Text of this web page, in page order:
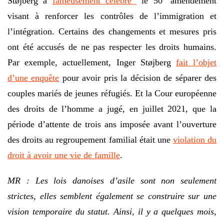
visant à renforcer les contrôles de l’immigration et
l’intégration. Certains des changements et mesures pris
ont été accusés de ne pas respecter les droits humains.
Par exemple, actuellement, Inger Støjberg fait l’objet
d’une enquête pour avoir pris la décision de séparer des
couples mariés de jeunes réfugiés. Et la Cour européenne
des droits de l’homme a jugé, en juillet 2021, que la
période d’attente de trois ans imposée avant l’ouverture
des droits au regroupement familial était une violation du
droit à avoir une vie de famille.
MR : Les lois danoises d’asile sont non seulement
strictes, elles semblent également se construire sur une
vision temporaire du statut. Ainsi, il y a quelques mois,